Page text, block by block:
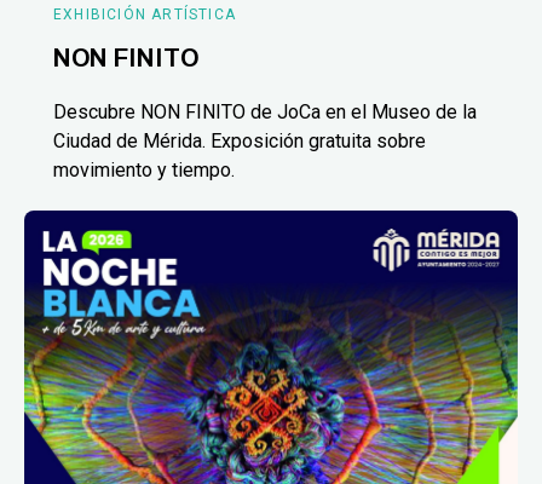
EXHIBICIÓN ARTÍSTICA
NON FINITO
Descubre NON FINITO de JoCa en el Museo de la
Ciudad de Mérida. Exposición gratuita sobre
movimiento y tiempo.